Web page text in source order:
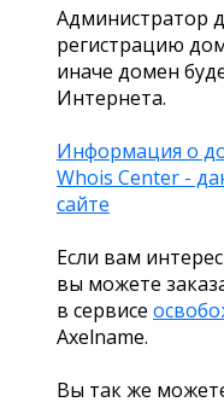
Администратор
регистрацию
иначе домен
Интернета.
Информация о
Whois Center -
сайте
Если вам
вы можете
в сервисе
Axelname.
Вы так же